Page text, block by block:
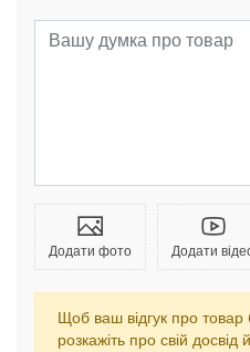
Додати фото Додати
Щоб ваш відгук про товар
розкажіть про свій